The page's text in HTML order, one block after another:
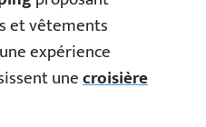
et vêtements
expérience
unecroisière